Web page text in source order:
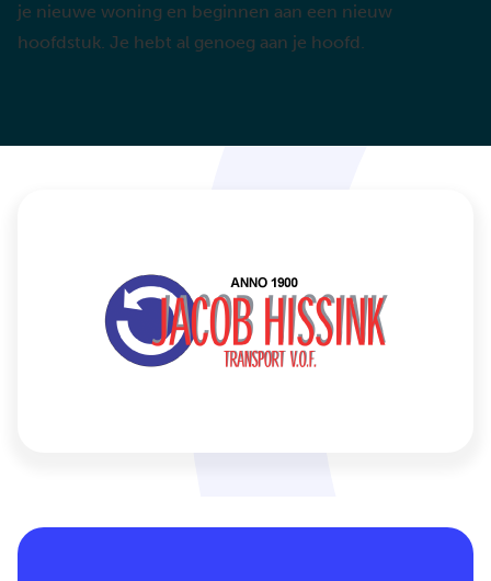
je nieuwe woning en beginnen aan een nieuw
hoofdstuk. Je hebt al genoeg aan je hoofd.